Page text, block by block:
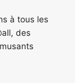
à tous les
des